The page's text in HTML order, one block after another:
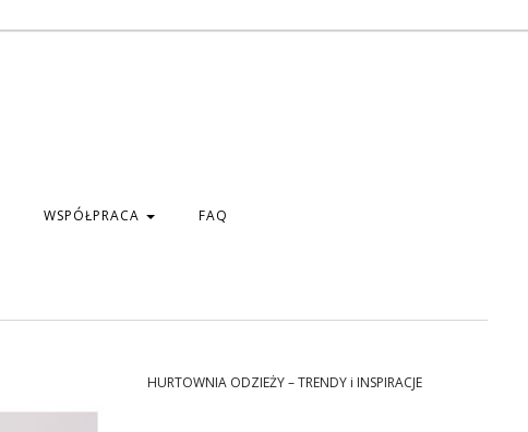
WSPÓŁPRACA FAQ
HURTOWNIA ODZIEŻY – TRENDY i INSPIRACJE